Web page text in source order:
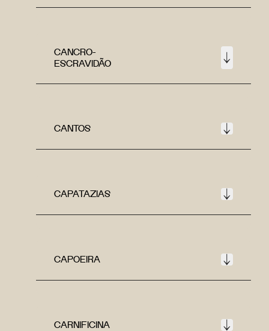
CANCRO-
ESCRAVIDÃO
CANTOS
CAPATAZIAS
CAPOEIRA
CARNIFICINA